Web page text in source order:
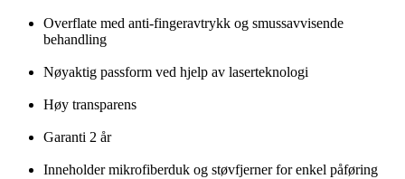
Overflate med anti-fingeravtrykk og smussavvisende
behandling
Nøyaktig passform ved hjelp av laserteknologi
Høy transparens
Garanti 2 år
Inneholder mikrofiberduk og støvfjerner for enkel påføring